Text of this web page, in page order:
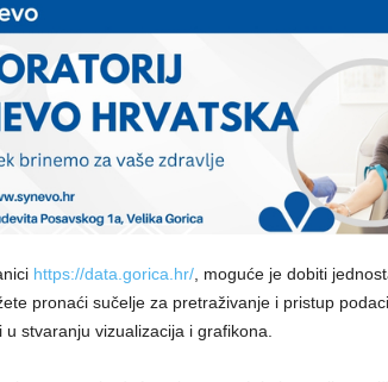
https://data.gorica.hr/, moguće je dobiti
pronaći sučelje za pretraživanje i pristup
u stvaranju vizualizacija i grafikona.